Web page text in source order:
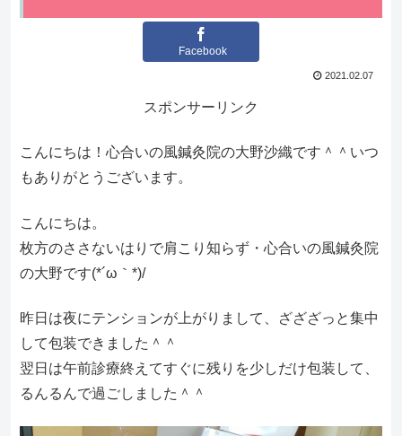
Facebook
2021.02.07
スポンサーリンク
こんにちは！心合いの風鍼灸院の大野沙織です＾＾いつ
もありがとうございます。
こんにちは。
枚方のささないはりで肩こり知らず・心合いの風鍼灸院
の大野です(*´ω｀*)/
昨日は夜にテンションが上がりまして、ざざざっと集中
して包装できました＾＾
翌日は午前診療終えてすぐに残りを少しだけ包装して、
るんるんで過ごしました＾＾